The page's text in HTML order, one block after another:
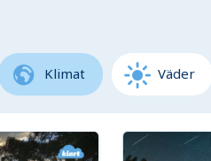
Klimat Väder